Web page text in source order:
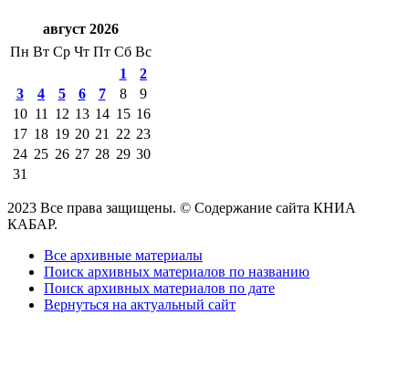
август 2026
Пн Вт Ср Чт Пт Сб Вс
1
2
3
4 5 6 7 8
9
10 11 12 13 14 15 16
17 18 19 20 21 22 23
24 25 26 27 28 29 30
31
2023 Все права защищены. © Содержание сайта КНИА
КАБАР.
Все архивные материалы
Поиск архивных материалов по названию
Поиск архивных материалов по дате
Вернуться на актуальный сайт